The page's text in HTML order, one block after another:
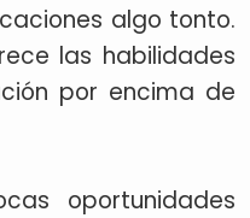
algo tonto.
las habilidades
por encima de
oportunidades